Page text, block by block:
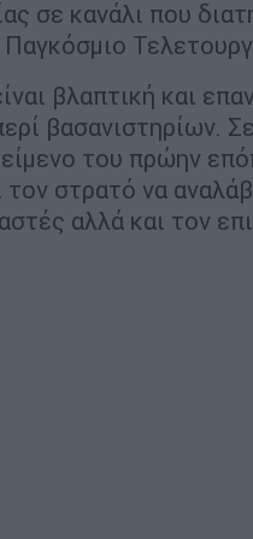
σε κανάλι που
βλαπτική και
βασανιστηρίων.
του πρώην
στρατό να
αλλά και τον